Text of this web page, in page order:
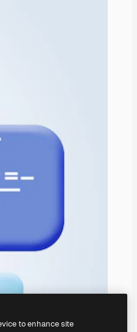
to enhance site